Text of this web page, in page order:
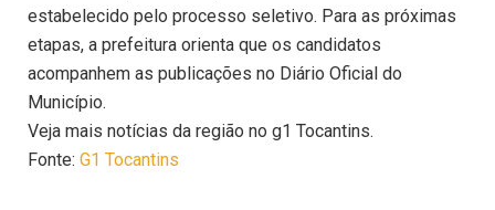
estabelecido pelo processo seletivo. Para as próximas
etapas, a prefeitura orienta que os candidatos
acompanhem as publicações no Diário Oficial do
Município.
Veja mais notícias da região no g1 Tocantins.
Fonte: G1 Tocantins